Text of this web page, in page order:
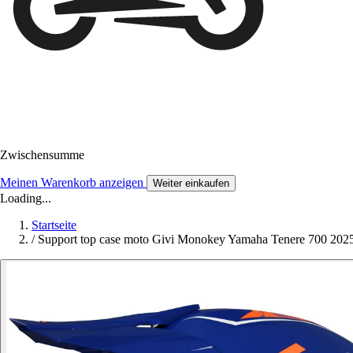
Zwischensumme
Meinen Warenkorb anzeigen Weiter einkaufen
Loading...
Startseite
/ Support top case moto Givi Monokey Yamaha Tenere 700